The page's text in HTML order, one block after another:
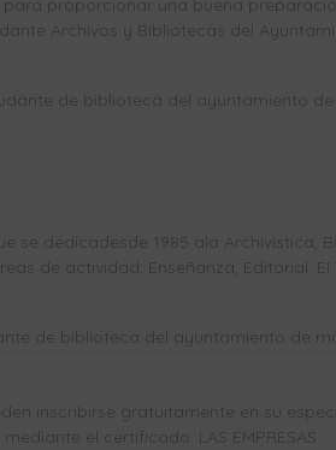
proporcionar una buena
Archivos y Bibliotecas del
de biblioteca del ayuntamiento
se dedicadesde 1985 ala Archivística,
de actividad: Enseñanza, Editorial.
de biblioteca del ayuntamiento de
inscribirse gratuitamente en su
el certificado. LAS EMPRESAS ...